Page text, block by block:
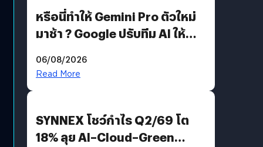
หรือนี่ทำให้ Gemini Pro ตัวใหม่
มาช้า ? Google ปรับทีม AI ให้
AGI
06/08/2026
Read More
SYNNEX โชว์กำไร Q2/69 โต
18% ลุย AI–Cloud–Green